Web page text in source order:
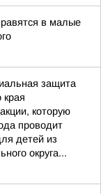
в малые
защита
края
которую
проводит
детей из
округа...